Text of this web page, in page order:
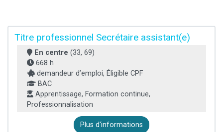
Titre professionnel Secrétaire assistant(e)
En centre (33, 69)
668 h
demandeur d’emploi, Éligible CPF
BAC
Apprentissage, Formation continue,
Professionnalisation
Plus d'informations